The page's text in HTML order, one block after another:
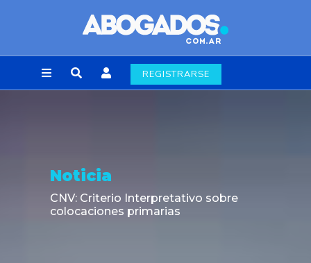
REGISTRARSE
Noticia
CNV: Criterio Interpretativo sobre
colocaciones primarias